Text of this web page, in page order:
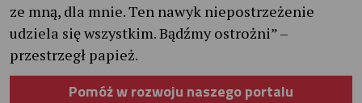
ze mną, dla mnie. Ten nawyk niepostrzeżenie
udziela się wszystkim. Bądźmy ostrożni” –
przestrzegł papież.
Pomóż w rozwoju naszego portalu